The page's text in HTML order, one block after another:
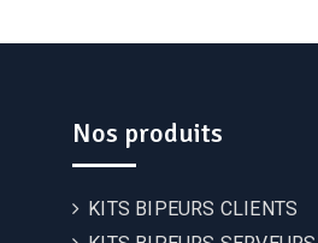
Nos produits
KITS BIPEURS CLIENTS